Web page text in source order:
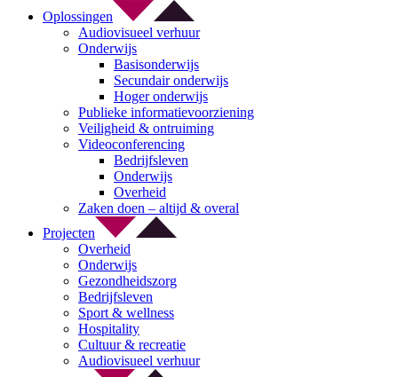
Oplossingen
Audiovisueel verhuur
Onderwijs
Basisonderwijs
Secundair onderwijs
Hoger onderwijs
Publieke informatievoorziening
Veiligheid & ontruiming
Videoconferencing
Bedrijfsleven
Onderwijs
Overheid
Zaken doen – altijd & overal
Projecten
Overheid
Onderwijs
Gezondheidszorg
Bedrijfsleven
Sport & wellness
Hospitality
Cultuur & recreatie
Audiovisueel verhuur